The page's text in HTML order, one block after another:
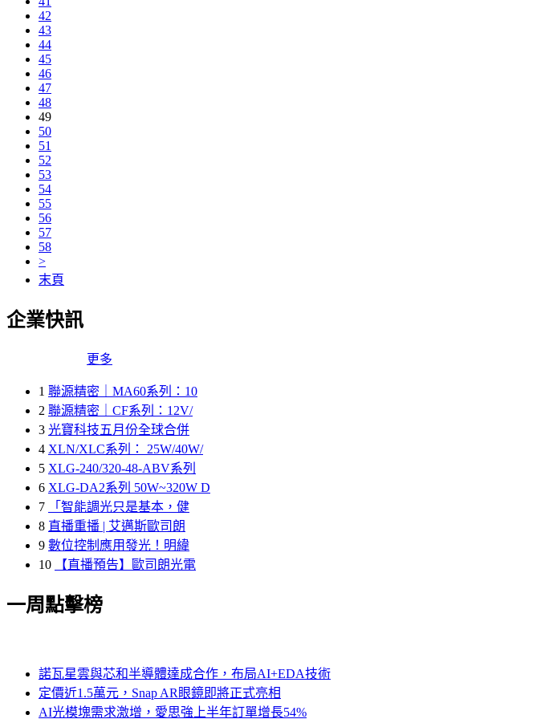
42
43
44
45
46
47
48
49
50
51
52
53
54
55
56
57
58
>
末頁
企業快訊
更多
1 聯源精密｜MA60系列：10
2 聯源精密｜CF系列：12V/
3 光寶科技五月份全球合併
4 XLN/XLC系列： 25W/40W/
5 XLG-240/320-48-ABV系列
6 XLG-DA2系列 50W~320W D
7
「智能調光只是基本，健
8 直播重播 | 艾邁斯歐司朗
9 數位控制應用發光！明緯
10
【直播預告】歐司朗光電
一周點擊榜
諾瓦星雲與芯和半導體達成合作，布局AI+EDA技術
定價近1.5萬元，Snap AR眼鏡即將正式亮相
AI光模塊需求激增，愛思強上半年訂單增長54%